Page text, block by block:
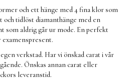
och ett hänge med 4 fina klor som
tidlöst diamanthänge med en
som aldrig går ur mode. En perfekt
examenspresent.
verkstad. Har vi önskad carat i vår
Önskas annan carat eller
leveranstid.